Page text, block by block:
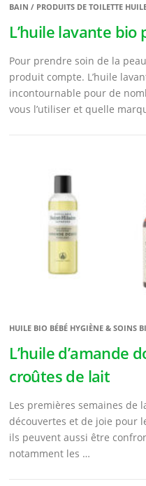
BAIN / PRODUITS DE TOILETTE
L’huile lavante bio
Pour prendre soin de la
produit compte. L’huile
incontournable pour de
vous l’utiliser et quelle
HUILE BIO BÉBÉ HYGIÈNE & SOINS
L’huile d’amande
croûtes de lait
Les premières semaines de
découvertes et de joie pour
ils peuvent aussi être
notamment les …